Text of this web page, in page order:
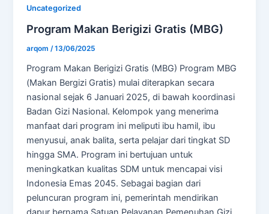
Uncategorized
Program Makan Berigizi Gratis (MBG)
arqom/13/06/2025
Program Makan Berigizi Gratis (MBG) Program MBG
(Makan Bergizi Gratis) mulai diterapkan secara
nasional sejak 6 Januari 2025, di bawah koordinasi
Badan Gizi Nasional. Kelompok yang menerima
manfaat dari program ini meliputi ibu hamil, ibu
menyusui, anak balita, serta pelajar dari tingkat SD
hingga SMA. Program ini bertujuan untuk
meningkatkan kualitas SDM untuk mencapai visi
Indonesia Emas 2045. Sebagai bagian dari
peluncuran program ini, pemerintah mendirikan